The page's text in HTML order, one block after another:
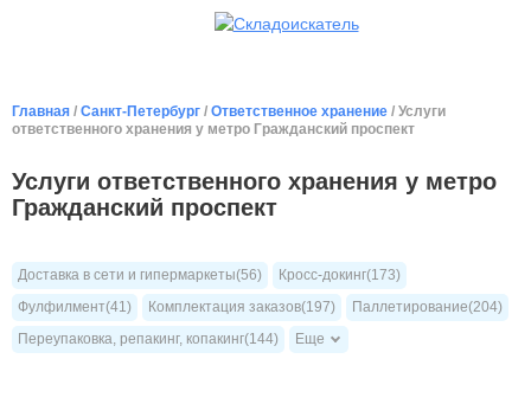
Главная / Санкт-Петербург / Ответственное хранение / Услуги
ответственного хранения у метро Гражданский проспект
Услуги ответственного хранения у метро
Гражданский проспект
Доставка в сети и гипермаркеты(56)
Кросс-докинг(173)
Фулфилмент(41)
Комплектация заказов(197)
Паллетирование(204)
Переупаковка, репакинг, копакинг(144)
Еще